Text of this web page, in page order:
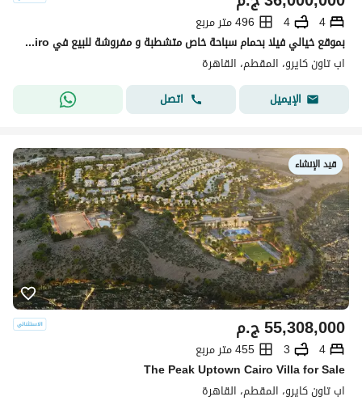
4
4
496 متر مربع
بموقع خيالي فيلا بحمام سباحة خاص متشطبة و مفروشة للبيع في Uptown Cairo - القاهرة الجديدة
اب تاون كايرو، المقطم، القاهرة
الإيميل
اتصل
قيد الإنشاء
ج.م55,308,000
4
3
455 متر مربع
The Peak Uptown Cairo Villa for Sale
اب تاون كايرو، المقطم، القاهرة